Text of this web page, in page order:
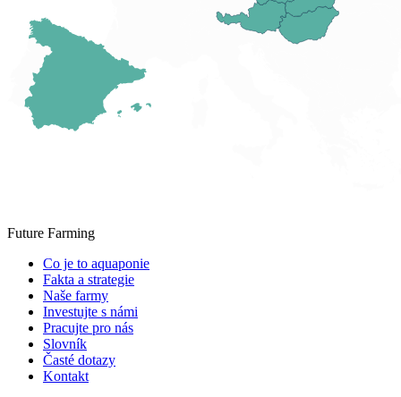
Future Farming
Co je to aquaponie
Fakta a strategie
Naše farmy
Investujte s námi
Pracujte pro nás
Slovník
Časté dotazy
Kontakt